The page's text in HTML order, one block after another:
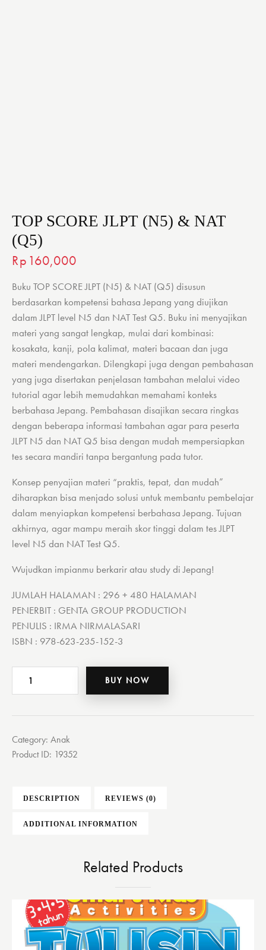
TOP SCORE JLPT (N5) & NAT
(Q5)
Rp 160,000
Buku TOP SCORE JLPT (N5) & NAT (Q5) disusun
berdasarkan kompetensi bahasa Jepang yang diujikan
dalam JLPT level N5 dan NAT Test Q5. Buku ini menyajikan
materi yang sangat lengkap, mulai dari kombinasi:
kosakata, kanji, pola kalimat, materi bacaan dan juga
materi mendengarkan. Dilengkapi juga dengan pembahasan
yang juga disertakan penjelasan tambahan melalui video
tutorial agar lebih memudahkan memahami konteks
berbahasa Jepang. Pembahasan disajikan secara ringkas
dengan beberapa informasi tambahan agar para peserta
JLPT N5 dan NAT Q5 bisa dengan mudah mempersiapkan
tes secara mandiri tanpa bergantung pada tutor.
Konsep penyajian materi “praktis, tepat, dan mudah”
diharapkan bisa menjado solusi untuk membantu pembelajar
dalam menyiapkan kompetensi berbahasa Jepang. Tujuan
akhirnya, agar mampu meraih skor tinggi dalam tes JLPT
level N5 dan NAT Test Q5.
Wujudkan impianmu berkarir atau study di Jepang!
JUMLAH HALAMAN : 296 + 480 HALAMAN
PENERBIT : GENTA GROUP PRODUCTION
PENULIS : IRMA NIRMALASARI
ISBN : 978-623-235-152-3
&
NAT
BUY NOW
Category: Anak
Product ID: 19352
DESCRIPTION REVIEWS (0)
ADDITIONAL INFORMATION
Related Products